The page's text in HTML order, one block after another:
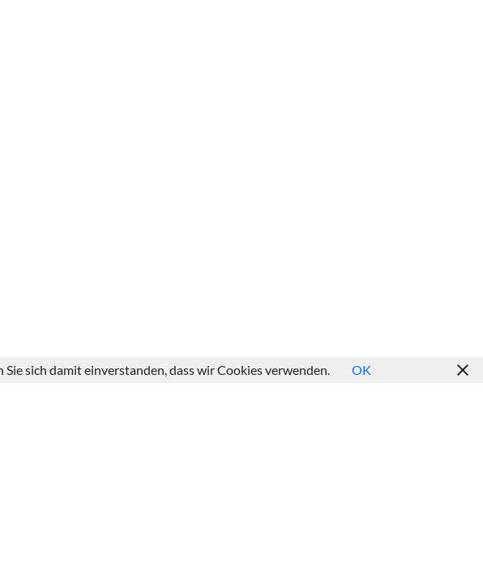
sich damit einverstanden, dass wir Cookies verwenden. OK